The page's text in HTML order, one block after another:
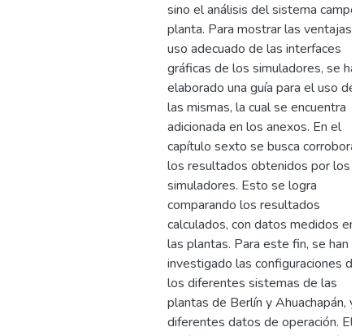
sino el análisis del sistema campo
planta. Para mostrar las ventajas y
uso adecuado de las interfaces
gráficas de los simuladores, se ha
elaborado una guía para el uso de
las mismas, la cual se encuentra
adicionada en los anexos. En el
capítulo sexto se busca corroborar
los resultados obtenidos por los
simuladores. Esto se logra
comparando los resultados
calculados, con datos medidos en
las plantas. Para este fin, se han
investigado las configuraciones de
los diferentes sistemas de las
plantas de Berlín y Ahuachapán, y
diferentes datos de operación. El